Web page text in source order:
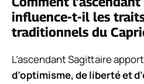
influence-t-il les
traditionnels du
L’ascendant Sagittaire
d’optimisme, de liberté et